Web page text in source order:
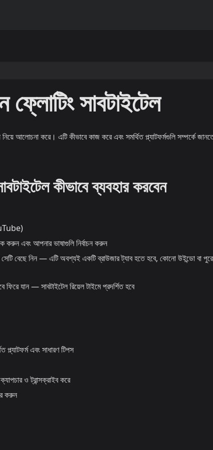
সাবটাইটেল
আলোচনা করে। এটি কীভাবে কাজ করে এবং সমর্থিত প্ল্যাটফর্মগুলি সম্পর্কে
কীভাবে ব্যবহার করবেন
এবং আপনার ভাষাগুলি নির্বাচন করুন
বেছে নিন — এটি অবশ্যই একটি ব্রাউজার ট্যাব হতে হবে, কোনো উইন্ডো বা পুরো
যান — সাবটাইটেল রিয়েল টাইমে প্রদর্শিত হবে
এবং সাধারণ টিপস
ও ট্রান্সক্রাইব করে
করুন